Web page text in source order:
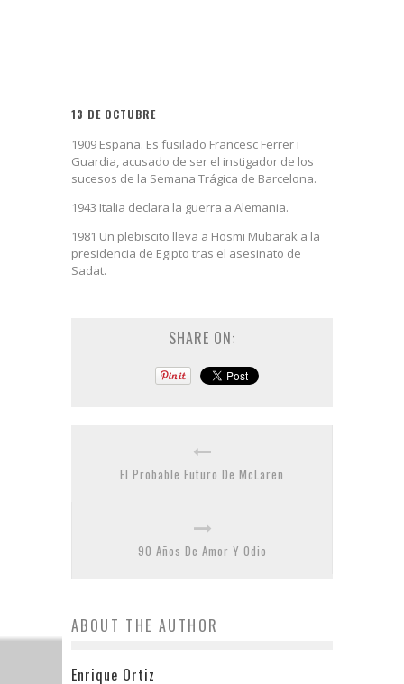
13 DE OCTUBRE
1909 España. Es fusilado Francesc Ferrer i
Guardia, acusado de ser el instigador de los
sucesos de la Semana Trágica de Barcelona.
1943 Italia declara la guerra a Alemania.
1981 Un plebiscito lleva a Hosmi Mubarak a la
presidencia de Egipto tras el asesinato de
Sadat.
SHARE ON:
El Probable Futuro De McLaren
90 Años De Amor Y Odio
ABOUT THE AUTHOR
Enrique Ortiz